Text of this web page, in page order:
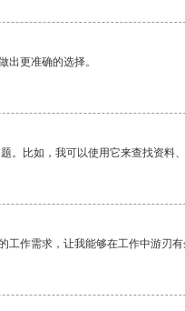
出更准确的选择。
。比如，我可以使用它来查找资料
作需求，让我能够在工作中游刃有